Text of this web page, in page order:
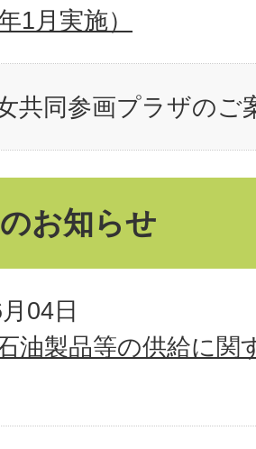
1月実施）
共同参画プラザのご
お知らせ
04日
油製品等の供給に関